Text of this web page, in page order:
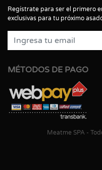
Regístrate para ser el primero
exclusivas para tu próximo
MÉTODOS DE PAGO
Meatme SPA -